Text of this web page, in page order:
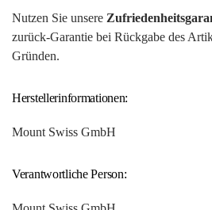
Nutzen Sie unsere
zurück-Garantie bei Rückgabe des
Gründen.
Herstellerinformationen:
Mount Swiss GmbH
Verantwortliche Person: